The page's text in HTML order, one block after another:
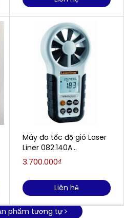
Máy đo tốc độ gió Laser
Liner 082.140A
(0.8~30m/s; 2,0 %)
3.700.000₫
Liên hệ
phẩm tương tự